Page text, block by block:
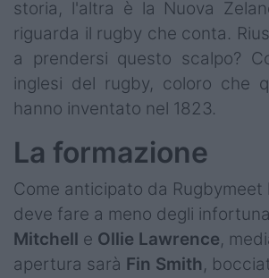
storia, l'altra è la Nuova
riguarda il rugby che conta.
a prendersi questo scalpo?
inglesi del rugby, coloro che
hanno inventato nel 1823.
La formazione
Come anticipato da Rugbymeet
deve fare a meno degli
Mitchell e Ollie Lawrence,
apertura sarà Fin Smith,